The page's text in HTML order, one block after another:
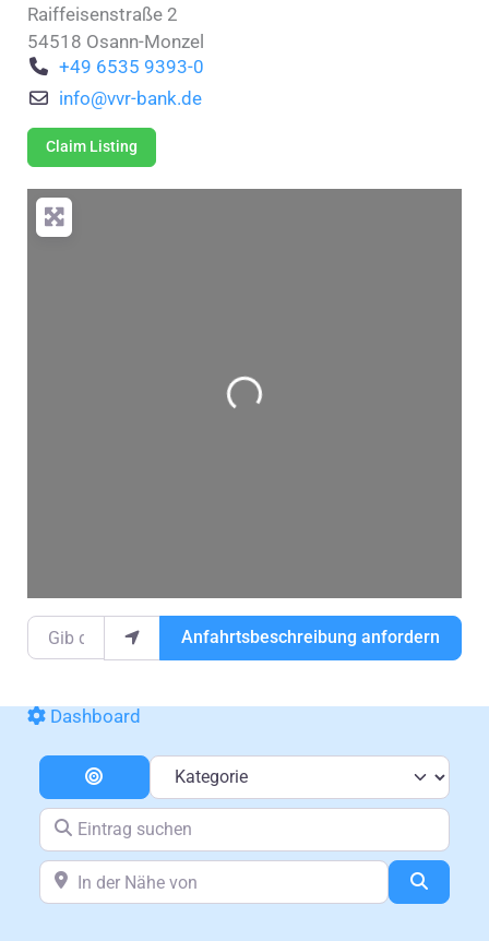
Raiffeisenstraße 2
54518 Osann-Monzel
+49 6535 9393-0
info@vvr-bank.de
Claim Listing
Wird geladen …
Gib deinen Standort ein.
Anfahrtsbeschreibung anfordern
Dashboard
Entfernung
Kategorie
Eintrag suchen
In der Nähe von